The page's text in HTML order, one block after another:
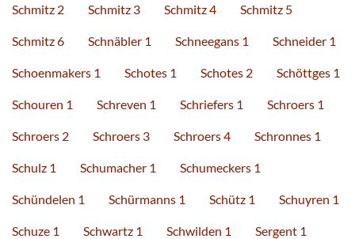
Schmitz 2 Schmitz 3 Schmitz 4 Schmitz 5
Schmitz 6 Schnäbler 1 Schneegans 1 Schneider 1
Schoenmakers 1 Schotes 1 Schotes 2 Schöttges 1
Schouren 1 Schreven 1 Schriefers 1 Schroers 1
Schroers 2 Schroers 3 Schroers 4 Schronnes 1
Schulz 1 Schumacher 1 Schumeckers 1
Schündelen 1 Schürmanns 1 Schütz 1 Schuyren 1
Schuze 1 Schwartz 1 Schwilden 1 Sergent 1